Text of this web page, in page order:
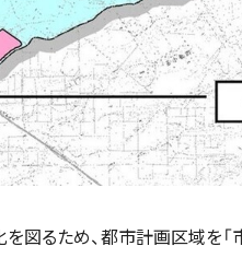
るため、都市計画区域を「